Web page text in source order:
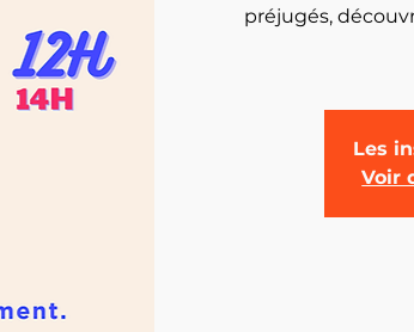
préjugés,
Les
Voir